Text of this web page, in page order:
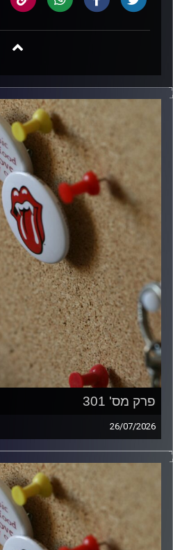
פרק מס' 301
26/07/2026
ספיישל רולינג סטונס עם אורן הוף.
włodi